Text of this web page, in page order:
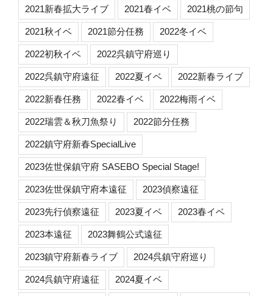
2021新春拡大ライブ 2021春イベ 2021桃の節句
2021秋イベ 2021節分任務 2022冬イベ
2022初秋イベ 2022呉鎮守府巡り
2022呉鎮守府遠征 2022夏イベ 2022新春ライブ
2022新春任務 2022春イベ 2022梅雨イベ
2022瑞雲＆秋刀魚祭り 2022節分任務
2022鎮守府新春SpecialLive
2023佐世保鎮守府 SASEBO Special Stage!
2023佐世保鎮守府本遠征 2023偵察遠征
2023先行偵察遠征 2023夏イベ 2023春イベ
2023本遠征 2023舞鶴公式遠征
2023鎮守府新春ライブ 2024呉鎮守府巡り
2024呉鎮守府遠征 2024夏イベ